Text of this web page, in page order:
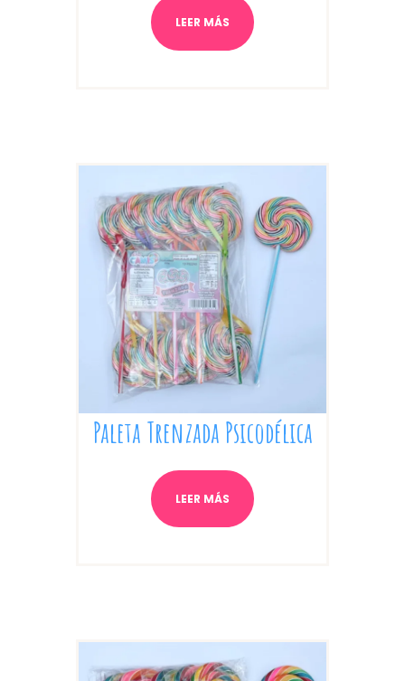
LEER MÁS
Paleta Trenzada Psicodélica
LEER MÁS